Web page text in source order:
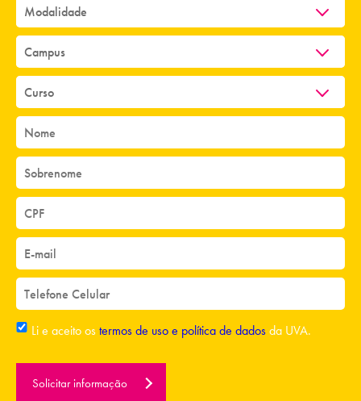
Li e aceito ostermos de uso e política de dadosda UVA.
Solicitar informação